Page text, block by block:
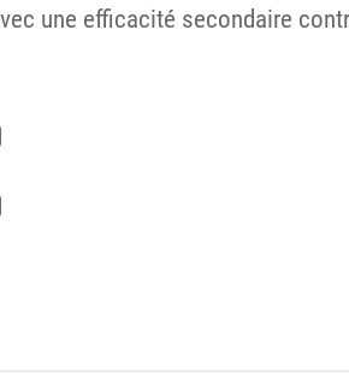
une efficacité secondaire